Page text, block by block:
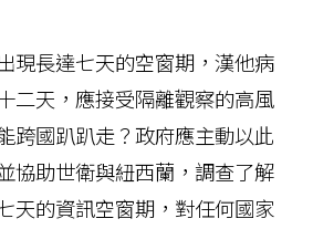
現長達七天的空窗期，漢他病
二天，應接受隔離觀察的高風
跨國趴趴走？政府應主動以此
協助世衛與紐西蘭，調查了解
天的資訊空窗期，對任何國家